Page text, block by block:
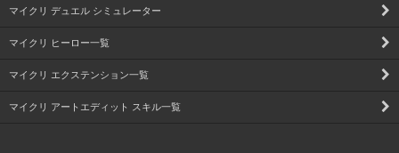
マイクリ デュエル シミュレーター
マイクリ ヒーロー一覧
マイクリ エクステンション一覧
マイクリ アートエディット スキル一覧